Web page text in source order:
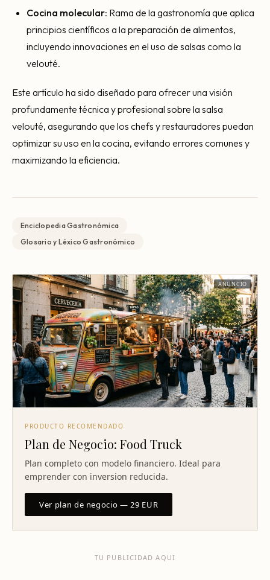
Cocina molecular: Rama de la gastronomía que aplica
principios científicos a la preparación de alimentos,
incluyendo innovaciones en el uso de salsas como la
velouté.
Este artículo ha sido diseñado para ofrecer una visión
profundamente técnica y profesional sobre la salsa
velouté, asegurando que los chefs y restauradores puedan
optimizar su uso en la cocina, evitando errores comunes y
maximizando la eficiencia.
Enciclopedia Gastronómica
Glosario y Léxico Gastronómico
ANUNCIO
PRODUCTO RECOMENDADO
Plan de Negocio: Food Truck
Plan completo con modelo financiero. Ideal para
emprender con inversion reducida.
Ver plan de negocio — 29 EUR
TU PUBLICIDAD AQUI